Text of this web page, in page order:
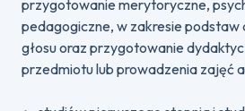
przygotowanie merytoryczne,
pedagogiczne, w zakresie podstaw
głosu oraz przygotowanie
przedmiotu lub prowadzenia zajęć